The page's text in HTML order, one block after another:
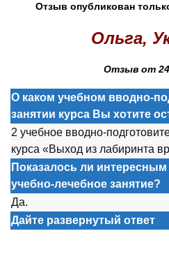
Отзыв опубликован
Ольга,
Отзыв от
О каком учебном вводно-
занятии курса Вы хотите
2 учебное вводно-
курса «Выход из лабиринта
Показалось ли
учебно-лечебное занятие?
Да.
Дайте развернутый ответ